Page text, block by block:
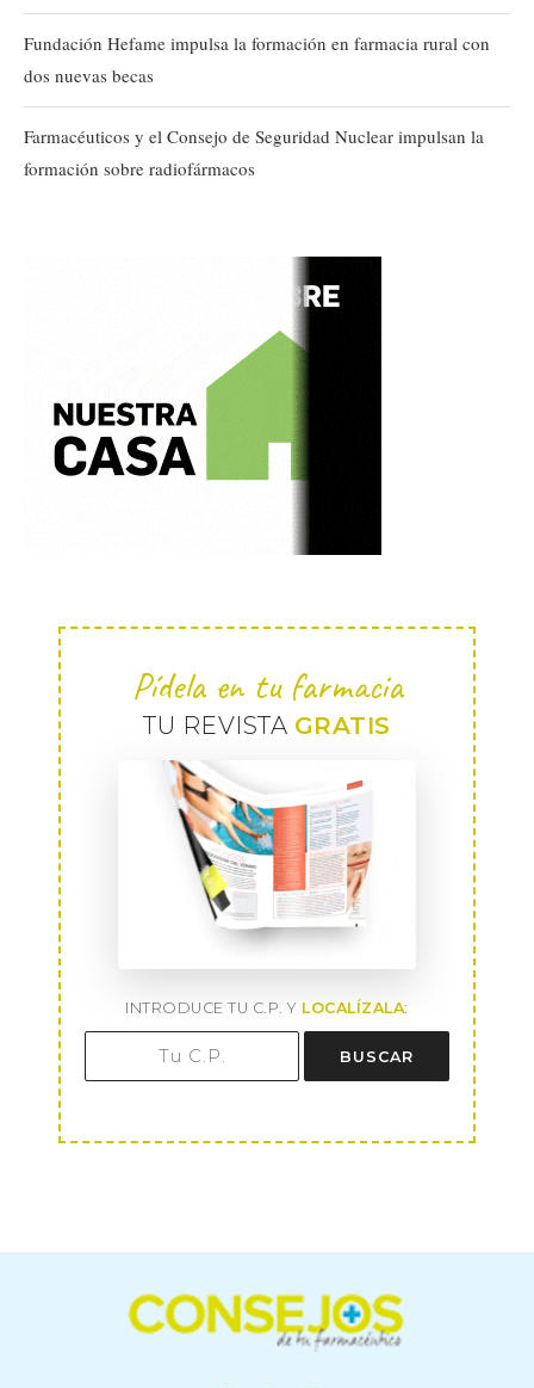
Fundación Hefame impulsa la formación en farmacia rural con
dos nuevas becas
Farmacéuticos y el Consejo de Seguridad Nuclear impulsan la
formación sobre radiofármacos
Pídela en tu farmacia
TU REVISTA GRATIS
INTRODUCE TU C.P. Y LOCALÍZALA:
BUSCAR